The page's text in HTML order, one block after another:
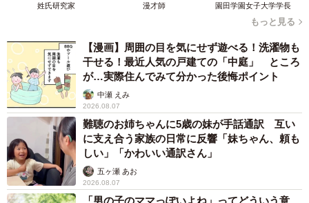
姓氏研究家 漫才師 園田学園女子大学学長
もっと見る
【漫画】周囲の目を気にせず遊べる！洗濯物も
干せる！最近人気の戸建ての「中庭」 ところ
が…実際住んでみて分かった後悔ポイント
中瀬 えみ
2026.08.07
難聴のお姉ちゃんに5歳の妹が手話通訳 互い
に支え合う家族の日常に反響「妹ちゃん、頼も
しい」「かわいい通訳さん」
五ヶ瀬 あお
2026.08.07